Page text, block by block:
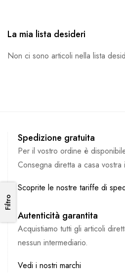
Filtro
Filtro
La mia lista desideri
Non ci sono articoli nella lista
Spedizione gratuita
Per il vostro ordine è
Consegna diretta a casa vostra
Scoprite le nostre tariffe di
Autenticità garantita
Acquistiamo tutti gli articoli
nessun intermediario.
Vedi i nostri marchi